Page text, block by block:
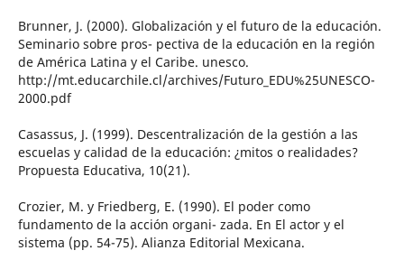
Brunner, J. (2000). Globalización y el futuro de la educación.
Seminario sobre pros- pectiva de la educación en la región
de América Latina y el Caribe. unesco.
http://mt.educarchile.cl/archives/Futuro_EDU%25UNESCO-
2000.pdf
Casassus, J. (1999). Descentralización de la gestión a las
escuelas y calidad de la educación: ¿mitos o realidades?
Propuesta Educativa, 10(21).
Crozier, M. y Friedberg, E. (1990). El poder como
fundamento de la acción organi- zada. En El actor y el
sistema (pp. 54-75). Alianza Editorial Mexicana.